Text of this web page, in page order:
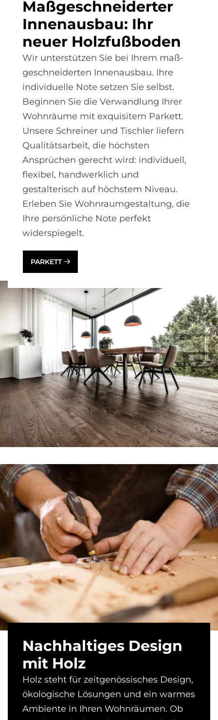
Maß­ge­schnei­der­ter
In­nen­aus­bau: Ihr
neu­er Holz­fuß­bo­den
Wir unterstützen Sie bei Ihrem maß­
geschneiderten Innen­ausbau. Ihre
individuelle Note setzen Sie selbst.
Beginnen Sie die Verwandlung Ihrer
Wohnräume mit exquisitem Parkett.
Unsere Schreiner und Tischler liefern
Qualitätsarbeit, die höchsten
Ansprüchen gerecht wird: individuell,
flexibel, handwerklich und
gestalterisch auf höchstem Niveau.
Erleben Sie Wohnraumgestaltung, die
Ihre persönliche Note perfekt
widerspiegelt.
PARKETT
Nach­hal­ti­ges De­sign
mit Holz
Holz steht für zeitgenössisches Design,
ökologische Lösungen und ein warmes
Ambiente in Ihren Wohnräumen. Ob